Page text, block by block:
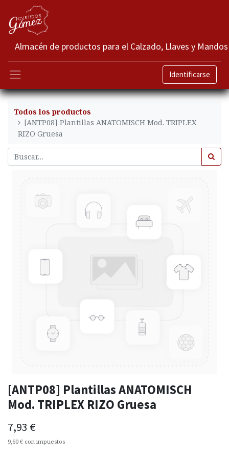
Almacén de productos para el Calzado, Llaves y Mandos
Identificarse
Todos los productos
[ANTP08] Plantillas ANATOMISCH Mod. TRIPLEX
RIZO Gruesa
[ANTP08] Plantillas ANATOMISCH
Mod. TRIPLEX RIZO Gruesa
7,93 €
9,60 € con impuestos